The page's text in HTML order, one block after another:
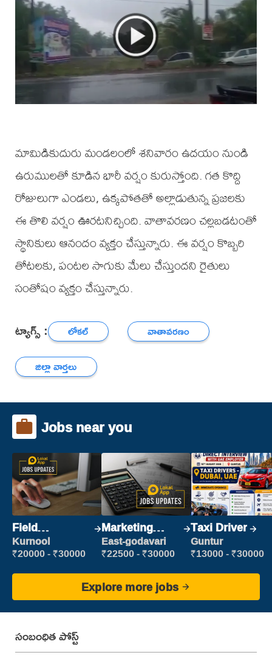
మామిడికుదురు మండలంలో శనివారం ఉదయం నుండి
ఉరుములతో కూడిన భారీ వర్షం కురుస్తోంది. గత కొద్ది
రోజులుగా ఎండలు, ఉక్కపోతతో అల్లాడుతున్న ప్రజలకు
ఈ తొలి వర్షం ఊరటనిచ్చింది. వాతావరణం చల్లబడటంతో
స్థానికులు ఆనందం వ్యక్తం చేస్తున్నారు. ఈ వర్షం కొబ్బరి
తోటలకు, పంటల సాగుకు మేలు చేస్తుందని రైతులు
సంతోషం వ్యక్తం చేస్తున్నారు.
ట్యాగ్స్ : లోకల్
వాతావరణం
జిల్లా వార్తలు
Jobs near you
Field
Marketing
Executive
Kurnool
₹20000 - ₹30000
Marketing
Executive
East-godavari
₹22500 - ₹30000
Taxi Driver
Guntur
₹13000 - ₹30000
Explore more jobs
సంబంధిత పోస్ట్